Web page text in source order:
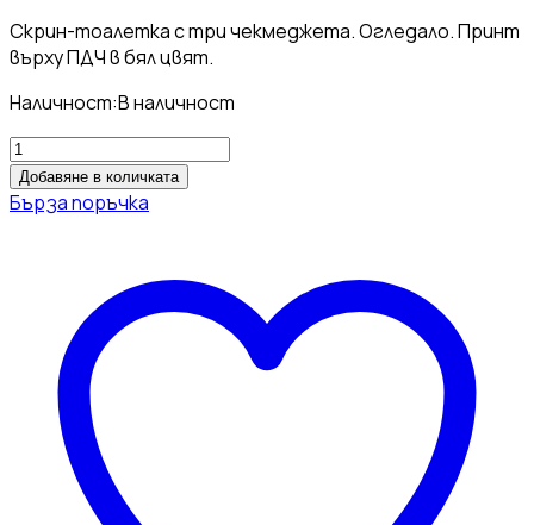
Скрин-тоалетка с три чекмеджета. Огледало. Принт
върху ПДЧ в бял цвят.
Наличност:В наличност
количество
за
Скрин
Добавяне в количката
Бърза поръчка